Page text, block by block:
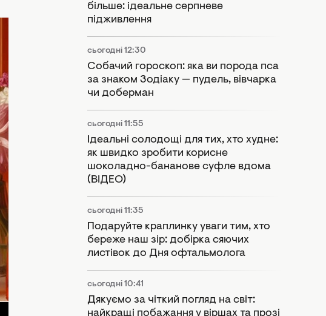
більше: ідеальне серпневе
підживлення
сьогодні 12:30
Собачий гороскоп: яка ви порода пса
за знаком Зодіаку — пудель, вівчарка
чи доберман
сьогодні 11:55
Ідеальні солодощі для тих, хто худне:
як швидко зробити корисне
шоколадно-бананове суфле вдома
(ВІДЕО)
сьогодні 11:35
Подаруйте краплинку уваги тим, хто
береже наш зір: добірка сяючих
листівок до Дня офтальмолога
сьогодні 10:41
Дякуємо за чіткий погляд на світ:
найкращі побажання у віршах та прозі